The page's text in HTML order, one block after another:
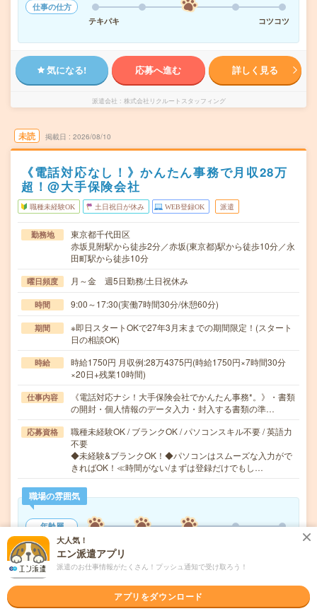
仕事の仕方
テキパキ
コツコツ
気になる! 応募へ進む 詳しく見る
派遣会社 株式会社リクルートスタッフィング
未読 掲載日 2026/08/10
《電話対応なし！》かんたん事務で月収28万
超！@大手保険会社
職種未経験OK 土日祝日が休み WEB登録OK 派遣
勤務地
東京都千代田区
赤坂見附駅から徒歩2分／赤坂(東京都)駅から徒歩10分／永
田町駅から徒歩10分
曜日頻度 月～金 週5日勤務/土日祝休み
時間 9:00～17:30(実働7時間30分/休憩60分)
期間
※即日スタートOKで27年3月末までの期間限定！(スタート
日の相談OK)
時給
時給1750円 月収例:28万4375円(時給1750円×7時間30分
×20日+残業10時間)
仕事内容
《電話対応ナシ！大手保険会社でかんたん事務*。》・書類
の開封・個人情報のデータ入力・封入する書類の準…
応募資格
職種未経験OK / ブランクOK / パソコンスキル不要 / 英語力
不要
◆未経験&ブランクOK！◆パソコンはスムーズな入力がで
きればOK！≪時間がない/まずは登録だけでもし…
職場の雰囲気
年齢層
男女比率
もっと見る
大人気！
エン派遣アプリ
派遣のお仕事情報がたくさん！プッシュ通知で受け取ろう！
アプリをダウンロード